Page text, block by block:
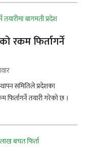
रकम फिर्तागर्ने
समितिले प्रदेशका
तयारी गरेको छ ।